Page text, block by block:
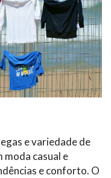
e variedade de
moda casual e
e conforto. O